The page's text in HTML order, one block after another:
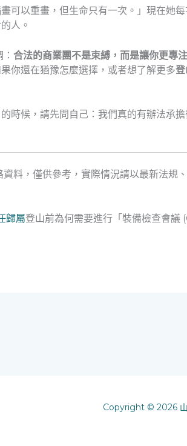
可以重畫，但生命只有一次。」現在她
人。
合法的商業團不是束縛，而是讓你更專
你還在猶豫怎麼選擇，或者想了解更多
時候，請先問自己：我們真的有辦法承
料，僅供參考，實際情況請以最新法規
歸屬登山前為何需要進行「裝備檢查會議
Copyright © 2026 山